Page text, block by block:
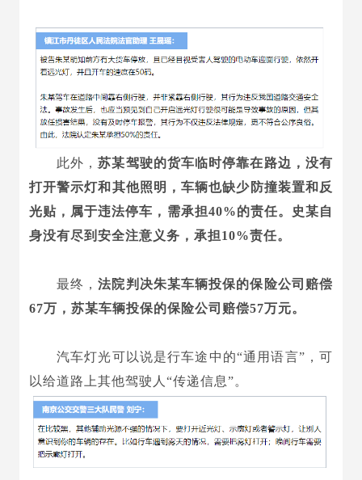
此外，苏某驾驶的货车临时停靠在路边，没有
打开警示灯和其他照明，车辆也缺少防撞装置和反
光贴，属于违法停车，需承担40%的责任。史某自
身没有尽到安全注意义务，承担10%责任。
最终，法院判决朱某车辆投保的保险公司赔偿
67万，苏某车辆投保的保险公司赔偿57万元。
汽车灯光可以说是行车途中的“通用语言”，可
以给道路上其他驾驶人“传递信息”。